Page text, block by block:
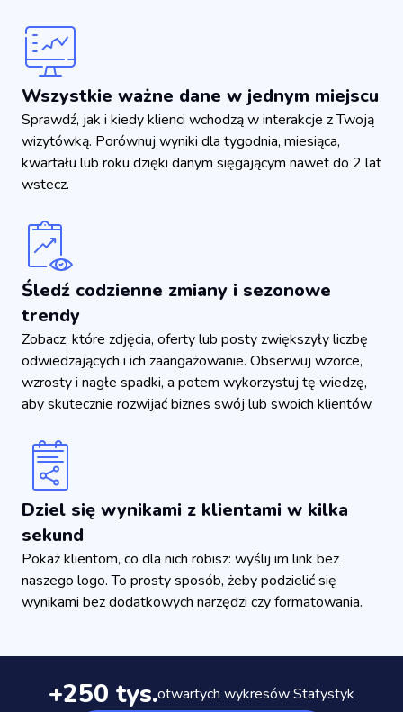
Wszystkie ważne dane w jednym miejscu
Sprawdź, jak i kiedy klienci wchodzą w interakcje z Twoją
wizytówką. Porównuj wyniki dla tygodnia, miesiąca,
kwartału lub roku dzięki danym sięgającym nawet do 2 lat
wstecz.
Śledź codzienne zmiany i sezonowe
trendy
Zobacz, które zdjęcia, oferty lub posty zwiększyły liczbę
odwiedzających i ich zaangażowanie. Obserwuj wzorce,
wzrosty i nagłe spadki, a potem wykorzystuj tę wiedzę,
aby skutecznie rozwijać biznes swój lub swoich klientów.
Dziel się wynikami z klientami w kilka
sekund
Pokaż klientom, co dla nich robisz: wyślij im link bez
naszego logo. To prosty sposób, żeby podzielić się
wynikami bez dodatkowych narzędzi czy formatowania.
+250 tys.otwartych wykresów Statystyk